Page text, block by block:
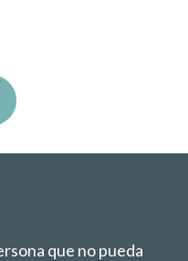
que no pueda